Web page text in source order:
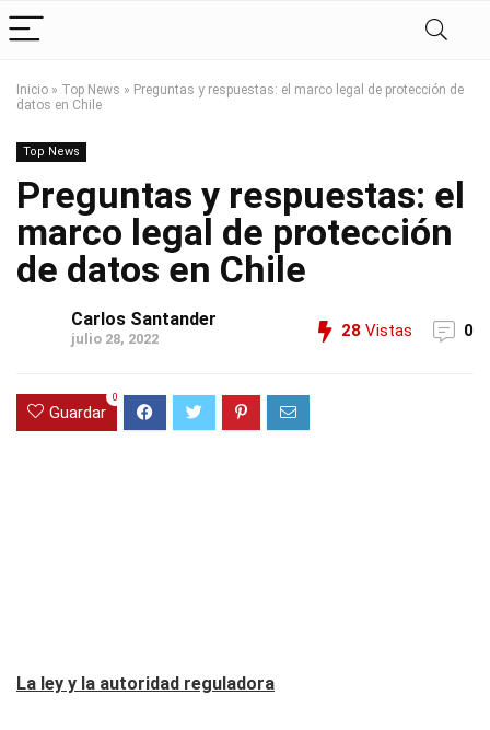
Inicio » Top News » Preguntas y respuestas: el marco legal de protección de
datos en Chile
Top News
Preguntas y respuestas: el
marco legal de protección
de datos en Chile
Carlos Santander
julio 28, 2022 28 Vistas 0
Guardar
0
La ley y la autoridad reguladora